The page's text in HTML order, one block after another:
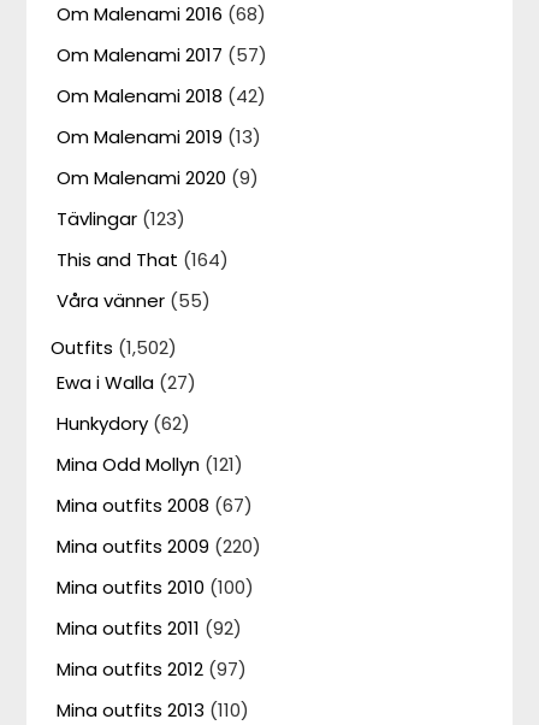
Om Malenami 2016 (68)
Om Malenami 2017 (57)
Om Malenami 2018 (42)
Om Malenami 2019 (13)
Om Malenami 2020 (9)
Tävlingar (123)
This and That (164)
Våra vänner (55)
Outfits (1,502)
Ewa i Walla (27)
Hunkydory (62)
Mina Odd Mollyn (121)
Mina outfits 2008 (67)
Mina outfits 2009 (220)
Mina outfits 2010 (100)
Mina outfits 2011 (92)
Mina outfits 2012 (97)
Mina outfits 2013 (110)